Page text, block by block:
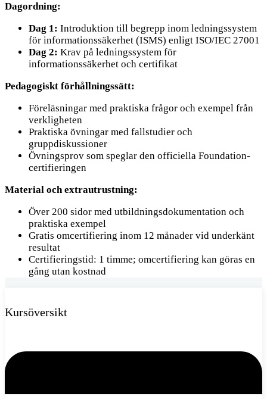
Dagordning:
Dag 1: Introduktion till begrepp inom ledningssystem
för informationssäkerhet (ISMS) enligt ISO/IEC 27001
Dag 2: Krav på ledningssystem för
informationssäkerhet och certifikat
Pedagogiskt förhållningssätt:
Föreläsningar med praktiska frågor och exempel från
verkligheten
Praktiska övningar med fallstudier och
gruppdiskussioner
Övningsprov som speglar den officiella Foundation-
certifieringen
Material och extrautrustning:
Över 200 sidor med utbildningsdokumentation och
praktiska exempel
Gratis omcertifiering inom 12 månader vid underkänt
resultat
Certifieringstid: 1 timme; omcertifiering kan göras en
gång utan kostnad
Kursöversikt